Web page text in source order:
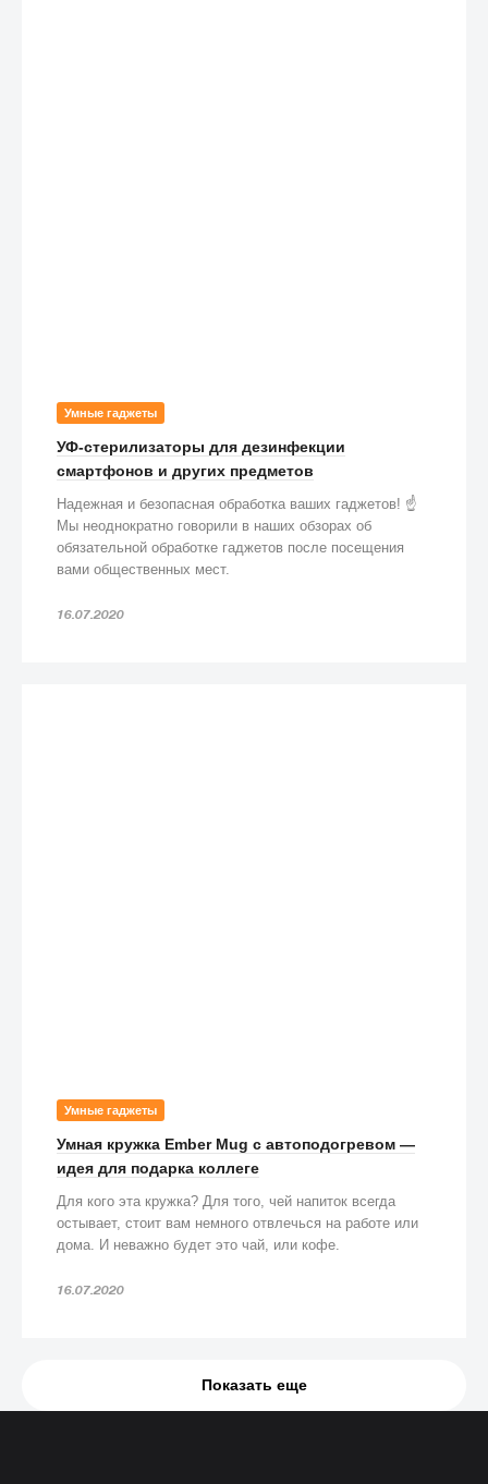
Умные гаджеты
УФ-стерилизаторы для дезинфекции
смартфонов и других предметов
Надежная и безопасная обработка ваших гаджетов! ☝️
Мы неоднократно говорили в наших обзорах об
обязательной обработке гаджетов после посещения
вами общественных мест.
16.07.2020
Умные гаджеты
Умная кружка Ember Mug с автоподогревом —
идея для подарка коллеге
Для кого эта кружка? Для того, чей напиток всегда
остывает, стоит вам немного отвлечься на работе или
дома. И неважно будет это чай, или кофе.
16.07.2020
Показать еще